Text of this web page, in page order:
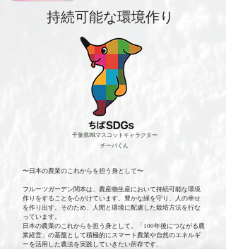
持続可能な環境作り
千葉県PRマスコットキャラクター
​チーバくん
〜日本の農業のこれからを担う身として〜
​フルーツガーデン関本は、農産物生産において持続可能な環境
作りをすることを心がけています。豊かな緑を守り、人の幸せ
を作り出す。そのため、人間と環境に配慮した栽培方法を行な
っています。
日本の農業のこれからを担う身として。「100年後につながる農
業経営」の基盤として積極的にスマート農業や自然のエネルギ
ーを活用した農法を実践していきたい所存です。